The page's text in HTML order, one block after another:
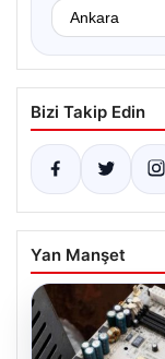
Bizi Takip Edin
Yan Manşet